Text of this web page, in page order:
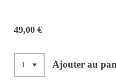
49,00 €
Ajouter au